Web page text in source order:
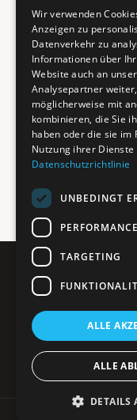
Pure
Ein Teil
Wir verwenden
Anzeigen zu
Datenverkehr zu
Informationen über
Website auch an
Analysepartner
möglicherweise mit
kombinieren, die Sie
haben oder die sie im
Nutzung ihrer
Datenschutzrichtlinie
UNBEDINGT
PERFORMANCE
TARGETING
ALLE
ALLE
DETAILS